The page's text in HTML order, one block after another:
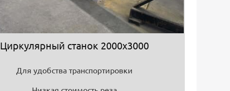
Циркулярный станок 2000х3000
Для удобства транспортировки